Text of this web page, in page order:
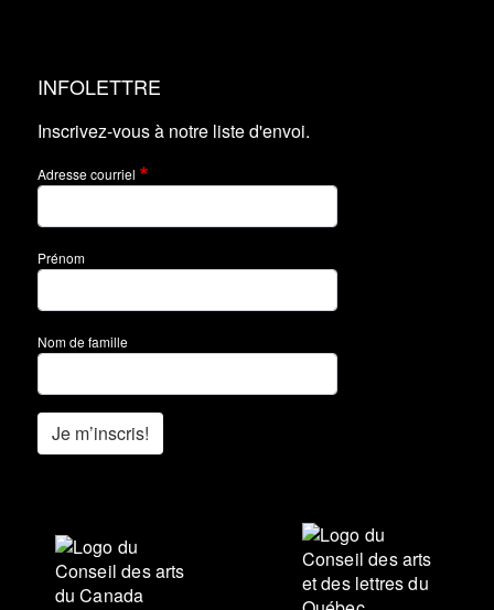
INFOLETTRE
Inscrivez-vous à notre liste d'envoi.
Adresse courriel
Prénom
Nom de famille
Je m’inscris!